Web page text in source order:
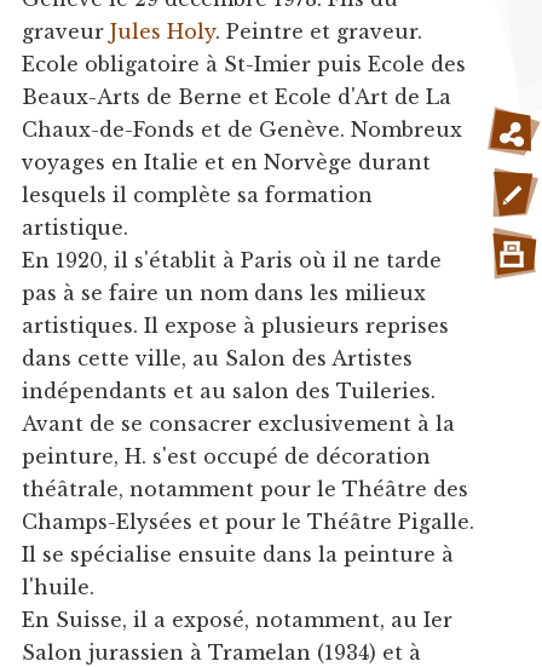
graveur Jules Holy. Peintre et graveur.
Ecole obligatoire à St-Imier puis Ecole des
Beaux-Arts de Berne et Ecole d'Art de La
Chaux-de-Fonds et de Genève. Nombreux
voyages en Italie et en Norvège durant
lesquels il complète sa formation
artistique.
En 1920, il s'établit à Paris où il ne tarde
pas à se faire un nom dans les milieux
artistiques. Il expose à plusieurs reprises
dans cette ville, au Salon des Artistes
indépendants et au salon des Tuileries.
Avant de se consacrer exclusivement à la
peinture, H. s'est occupé de décoration
théâtrale, notamment pour le Théâtre des
Champs-Elysées et pour le Théâtre Pigalle.
Il se spécialise ensuite dans la peinture à
l'huile.
En Suisse, il a exposé, notamment, au Ier
Salon jurassien à Tramelan (1934) et à